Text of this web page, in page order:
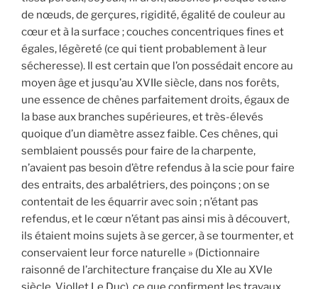
de nœuds, de gerçures, rigidité, égalité de couleur au
cœur et à la surface ; couches concentriques fines et
égales, légèreté (ce qui tient probablement à leur
sécheresse). Il est certain que l’on possédait encore au
moyen âge et jusqu’au XVIIe siècle, dans nos forêts,
une essence de chênes parfaitement droits, égaux de
la base aux branches supérieures, et très-élevés
quoique d’un diamètre assez faible. Ces chênes, qui
semblaient poussés pour faire de la charpente,
n’avaient pas besoin d’être refendus à la scie pour faire
des entraits, des arbalétriers, des poinçons ; on se
contentait de les équarrir avec soin ; n’étant pas
refendus, et le cœur n’étant pas ainsi mis à découvert,
ils étaient moins sujets à se gercer, à se tourmenter, et
conservaient leur force naturelle » (Dictionnaire
raisonné de l’architecture française du XIe au XVIe